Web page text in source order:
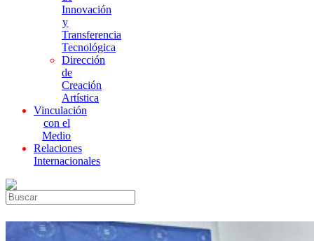
Innovación
y
Transferencia
Tecnológica
Dirección
de
Creación
Artística
Vinculación
con el
Medio
Relaciones
Internacionales